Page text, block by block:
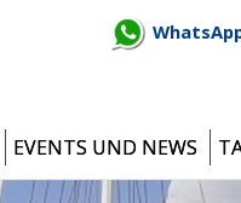
EVENTS UND NEWS